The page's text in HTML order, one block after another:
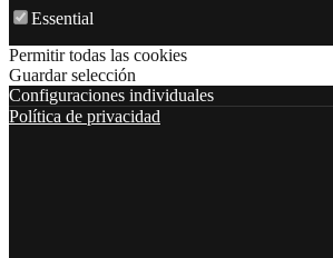
Essential
Permitir todas las cookies
Guardar selección
Configuraciones individuales
Política de privacidad